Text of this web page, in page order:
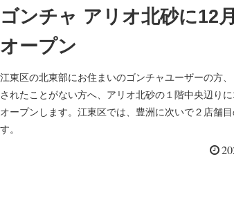
ゴンチャ アリオ北砂に12
オープン
江東区の北東部にお住まいのゴンチャユーザーの方、
されたことがない方へ、アリオ北砂の１階中央辺り
オープンします。江東区では、豊洲に次いで２店舗
す。